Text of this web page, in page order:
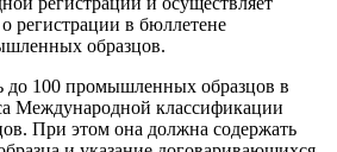
регистрации в бюллетене
образцов.
до 100 про­мышленных образцов в
Международной классифика­ции
При этом она должна содержать